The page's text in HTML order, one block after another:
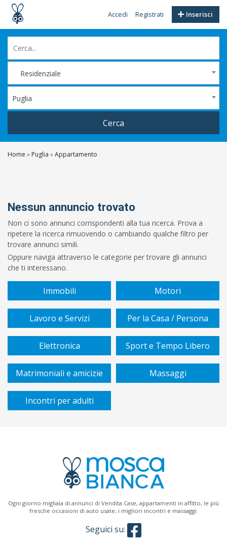
Inserisci
Accedi Registrati
Residenziale
Puglia
Cerca
€
A
€
Vendita
affitto
Tipo
di
energetica
Home » Puglia »Appartamento
Nessun annuncio trovato
Non ci sono annunci corrispondenti alla tua ricerca. Prova a
ripetere la ricerca rimuovendo o cambiando qualche filtro per
trovare annunci simili.
Oppure naviga attraverso le categorie per trovare gli annunci
che ti interessano.
Immobili Motori
Lavoro e Servizi Per la Casa / Persona
Elettronica Sport e Tempo Libero
Matrimoniali e amicizie Massaggi
Incontri per adulti
Ogni giorno migliaia di annunci di Vendita Case, appartamenti in affitto, le più
fresche occasioni di auto usate, i migliori incontri e massaggi.
Seguici su: